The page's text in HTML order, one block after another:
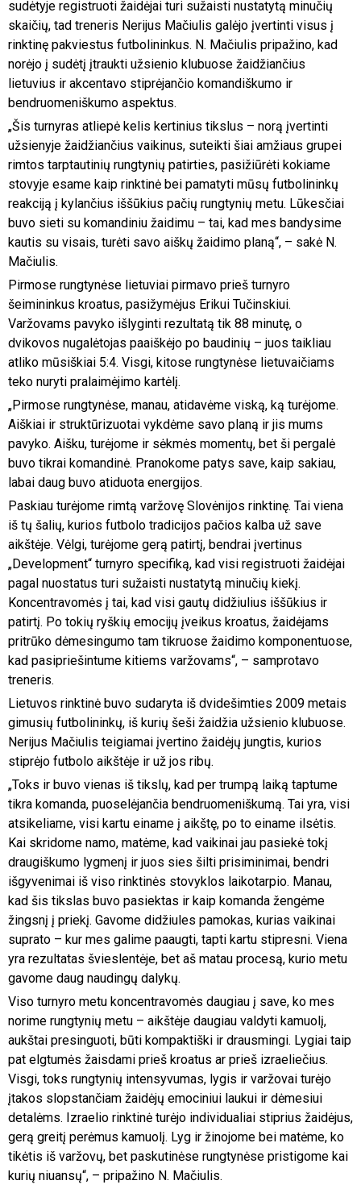
sudėtyje registruoti žaidėjai turi sužaisti nustatytą minučių
skaičių, tad treneris Nerijus Mačiulis galėjo įvertinti visus į
rinktinę pakviestus futbolininkus. N. Mačiulis pripažino, kad
norėjo į sudėtį įtraukti užsienio klubuose žaidžiančius
lietuvius ir akcentavo stiprėjančio komandiškumo ir
bendruomeniškumo aspektus.
„Šis turnyras atliepė kelis kertinius tikslus – norą įvertinti
užsienyje žaidžiančius vaikinus, suteikti šiai amžiaus grupei
rimtos tarptautinių rungtynių patirties, pasižiūrėti kokiame
stovyje esame kaip rinktinė bei pamatyti mūsų futbolininkų
reakciją į kylančius iššūkius pačių rungtynių metu. Lūkesčiai
buvo sieti su komandiniu žaidimu – tai, kad mes bandysime
kautis su visais, turėti savo aiškų žaidimo planą“, – sakė N.
Mačiulis.
Pirmose rungtynėse lietuviai pirmavo prieš turnyro
šeimininkus kroatus, pasižymėjus Erikui Tučinskiui.
Varžovams pavyko išlyginti rezultatą tik 88 minutę, o
dvikovos nugalėtojas paaiškėjo po baudinių – juos taikliau
atliko mūsiškiai 5:4. Visgi, kitose rungtynėse lietuvaičiams
teko nuryti pralaimėjimo kartėlį.
„Pirmose rungtynėse, manau, atidavėme viską, ką turėjome.
Aiškiai ir struktūrizuotai vykdėme savo planą ir jis mums
pavyko. Aišku, turėjome ir sėkmės momentų, bet ši pergalė
buvo tikrai komandinė. Pranokome patys save, kaip sakiau,
labai daug buvo atiduota energijos.
Paskiau turėjome rimtą varžovę Slovėnijos rinktinę. Tai viena
iš tų šalių, kurios futbolo tradicijos pačios kalba už save
aikštėje. Vėlgi, turėjome gerą patirtį, bendrai įvertinus
„Development“ turnyro specifiką, kad visi registruoti žaidėjai
pagal nuostatus turi sužaisti nustatytą minučių kiekį.
Koncentravomės į tai, kad visi gautų didžiulius iššūkius ir
patirtį. Po tokių ryškių emocijų įveikus kroatus, žaidėjams
pritrūko dėmesingumo tam tikruose žaidimo komponentuose,
kad pasipriešintume kitiems varžovams“, – samprotavo
treneris.
Lietuvos rinktinė buvo sudaryta iš dvidešimties 2009 metais
gimusių futbolininkų, iš kurių šeši žaidžia užsienio klubuose.
Nerijus Mačiulis teigiamai įvertino žaidėjų jungtis, kurios
stiprėjo futbolo aikštėje ir už jos ribų.
„Toks ir buvo vienas iš tikslų, kad per trumpą laiką taptume
tikra komanda, puoselėjančia bendruomeniškumą. Tai yra, visi
atsikeliame, visi kartu einame į aikštę, po to einame ilsėtis.
Kai skridome namo, matėme, kad vaikinai jau pasiekė tokį
draugiškumo lygmenį ir juos sies šilti prisiminimai, bendri
išgyvenimai iš viso rinktinės stovyklos laikotarpio. Manau,
kad šis tikslas buvo pasiektas ir kaip komanda žengėme
žingsnį į priekį. Gavome didžiules pamokas, kurias vaikinai
suprato – kur mes galime paaugti, tapti kartu stipresni. Viena
yra rezultatas švieslentėje, bet aš matau procesą, kurio metu
gavome daug naudingų dalykų.
Viso turnyro metu koncentravomės daugiau į save, ko mes
norime rungtynių metu – aikštėje daugiau valdyti kamuolį,
aukštai presinguoti, būti kompaktiški ir drausmingi. Lygiai taip
pat elgtumės žaisdami prieš kroatus ar prieš izraeliečius.
Visgi, toks rungtynių intensyvumas, lygis ir varžovai turėjo
įtakos slopstančiam žaidėjų emociniui laukui ir dėmesiui
detalėms. Izraelio rinktinė turėjo individualiai stiprius žaidėjus,
gerą greitį perėmus kamuolį. Lyg ir žinojome bei matėme, ko
tikėtis iš varžovų, bet paskutinėse rungtynėse pristigome kai
kurių niuansų“, – pripažino N. Mačiulis.